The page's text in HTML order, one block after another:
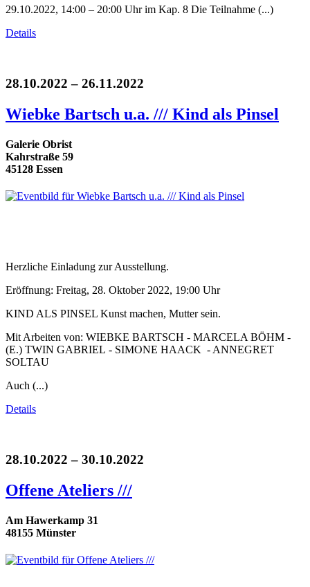
29.10.2022, 14:00 – 20:00 Uhr im Kap. 8 Die Teilnahme (...)
Details
28.10.2022 – 26.11.2022
Wiebke Bartsch u.a. /// Kind als Pinsel
Galerie Obrist
Kahrstraße 59
45128 Essen
Herzliche Einladung zur Ausstellung.
Eröffnung: Freitag, 28. Oktober 2022, 19:00 Uhr
KIND ALS PINSEL Kunst machen, Mutter sein.
Mit Arbeiten von: WIEBKE BARTSCH - MARCELA BÖHM -
(E.) TWIN GABRIEL - SIMONE HAACK - ANNEGRET
SOLTAU
Auch (...)
Details
28.10.2022 – 30.10.2022
Offene Ateliers ///
Am Hawerkamp 31
48155 Münster